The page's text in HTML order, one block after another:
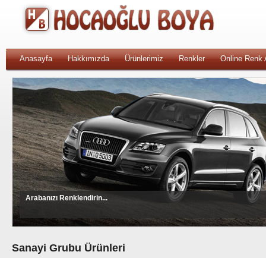
Anasayfa Hakkımızda Ürünlerimiz Renkler Online Renk
Arabanızı Renklendirin...
Sanayi Grubu Ürünleri